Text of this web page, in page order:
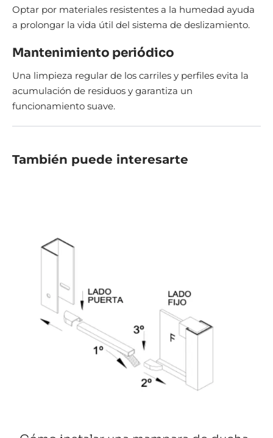
Optar por materiales resistentes a la humedad ayuda
a prolongar la vida útil del sistema de deslizamiento.
Mantenimiento periódico
Una limpieza regular de los carriles y perfiles evita la
acumulación de residuos y garantiza un
funcionamiento suave.
También puede interesarte